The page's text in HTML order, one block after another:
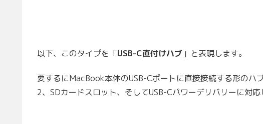
以下、このタイプを「USB-C直付けハブ 」と表現します。
要するにMacBook本体のUSB-Cポートに直接接続する形のハ
2、SDカードスロット、そしてUSB-Cパワーデリバリーに対応